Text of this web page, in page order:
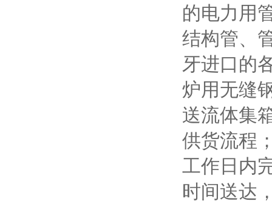
的电力用
结构管、
牙进口的
炉用无缝
送流体集
供货流程
工作日内
时间送达